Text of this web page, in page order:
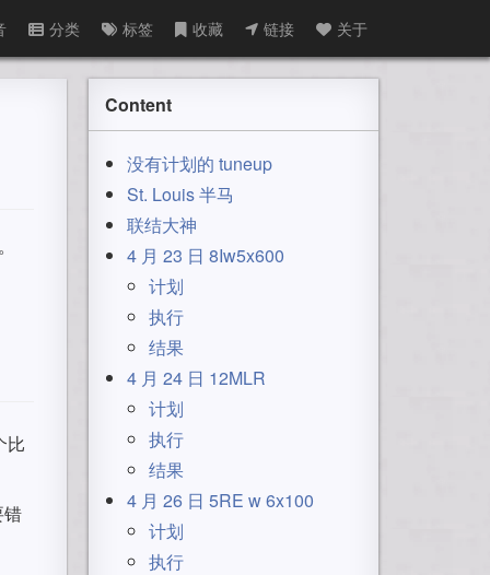
分类 标签 收藏 链接 关于
比
Content
没有计划的 tuneup
St. Louis 半马
联结大神
4 月 23 日 8Iw5x600
计划
执行
结果
4 月 24 日 12MLR
计划
执行
结果
4 月 26 日 5RE w 6x100
计划
执行